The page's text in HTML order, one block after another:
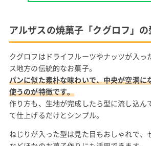
アルザスの焼菓子「クグロフ」
クグロフはドライフルーツやナッツが入っ
ス地方の伝統的なお菓子。
パンに似た素朴な味わいで、中央が空洞に
使うのが特徴です。
作り方も、生地が完成したら型に流し込ん
て仕上げるだけとシンプル。
ねじりが入った型は見た目もおしゃれで、